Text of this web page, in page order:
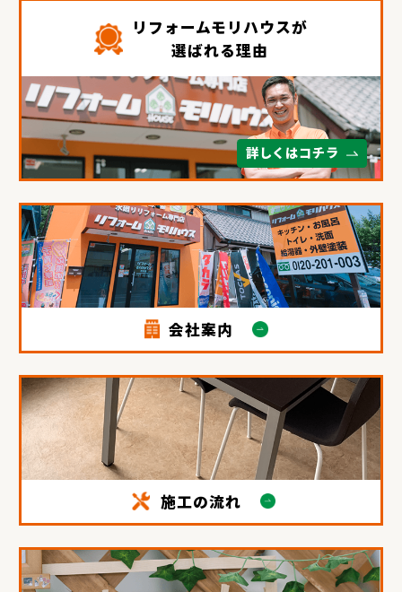
リフォームモリハウスが
選ばれる理由
詳しくはコチラ
会社案内
施工の流れ